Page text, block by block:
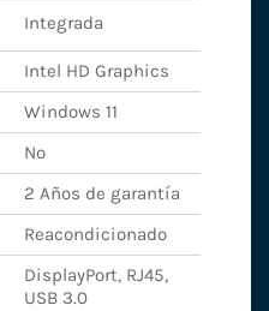
Integrada
Intel HD Graphics
Windows 11
No
2 Años de garantía
Reacondicionado
DisplayPort, RJ45,
USB 3.0